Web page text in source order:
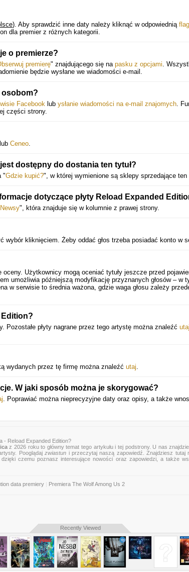
Lyric (Remastered)
(Remastered)
and studio outtakes
tour recordings
). Aby sprawdzić inne daty należy kliknąć w odpowiednią
dla premier z różnych kategorii.
o premierze?
premierę" znajdującego się na pasku z opcjami.
będzie wysłane we wiadomości e-mail.
osobom?
Facebook lub ysłanie wiadomości na e-mail znajomych.
części strony.
lub Ceneo.
dostępny do dostania ten tytuł?
"Gdzie kupić?", w której wymienione są sklepy sprzedające ten
dotyczące płyty Reload Expanded
Newsy", która znajduje się w kolumnie z prawej strony.
wybór kliknięciem. Żeby oddać głos trzeba posiadać konto w
oceny. Użytkownicy mogą oceniać tytuły jeszcze przed
umożliwia późniejszą modyfikację przyznanych głosów – w
w serwisie to średnia ważona, gdzie waga głosu zależy
Edition?
Pozostałe płyty nagrane przez tego artystę można znaleźć utaj
wydanych przez tę firmę można znaleźć utaj.
W jaki sposób można je skorygować?
. Poprawiać można nieprecyzyjne daty oraz opisy, a także
- Reload Expanded Edition?
z 2026 roku to główny temat tego artykułu i tej podstrony. U nas
Pooglądajzwiastun i przeczytaj naszą zapowiedź. Znajdziesz tutaj
czemu poznasz interesujące nowości oraz zapowiedzi, a także
data premiery Premiera The Wolf Among Us 2
Recently Viewed